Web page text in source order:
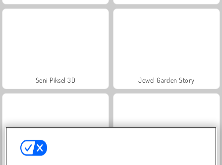
Seni Piksel 3D Jewel Garden Story